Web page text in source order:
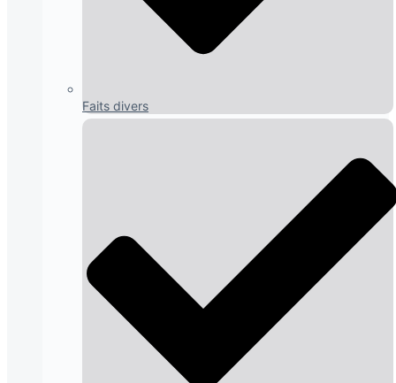
Faits divers